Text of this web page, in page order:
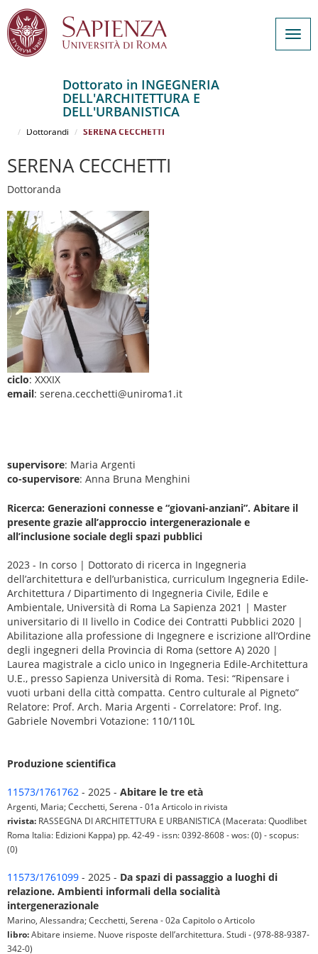
contenuto
Dottorato in INGEGNERIA
DELL'ARCHITETTURA E
DELL'URBANISTICA
INGEGNERIA DELL'ARCHITETTURA E DELL'URBANISTICA
Dottorandi
SERENA CECCHETTI
SERENA CECCHETTI
Dottoranda
ciclo: XXXIX
email: serena.cecchetti@uniroma1.it
supervisore: Maria Argenti
co-supervisore: Anna Bruna Menghini
Ricerca: Generazioni connesse e “giovani-anziani”. Abitare il
presente grazie all’approccio intergenerazionale e
all’inclusione sociale degli spazi pubblici
2023 - In corso | Dottorato di ricerca in Ingegneria
dell’architettura e dell’urbanistica, curriculum Ingegneria Edile-
Architettura / Dipartimento di Ingegneria Civile, Edile e
Ambientale, Università di Roma La Sapienza 2021 | Master
universitario di II livello in Codice dei Contratti Pubblici 2020 |
Abilitazione alla professione di Ingegnere e iscrizione all’Ordine
degli ingegneri della Provincia di Roma (settore A) 2020 |
Laurea magistrale a ciclo unico in Ingegneria Edile-Architettura
U.E., presso Sapienza Università di Roma. Tesi: “Ripensare i
vuoti urbani della città compatta. Centro culturale al Pigneto”
Relatore: Prof. Arch. Maria Argenti - Correlatore: Prof. Ing.
Gabriele Novembri Votazione: 110/110L
Produzione scientifica
11573/1761762 - 2025 - Abitare le tre età
Argenti, Maria; Cecchetti, Serena - 01a Articolo in rivista
rivista: RASSEGNA DI ARCHITETTURA E URBANISTICA (Macerata: Quodlibet
Roma Italia: Edizioni Kappa) pp. 42-49 - issn: 0392-8608 - wos: (0) - scopus:
(0)
11573/1761099 - 2025 - Da spazi di passaggio a luoghi di
relazione. Ambienti informali della socialità
intergenerazionale
Marino, Alessandra; Cecchetti, Serena - 02a Capitolo o Articolo
libro:Abitare insieme. Nuove risposte dell’architettura. Studi - (978-88-9387-
342-0)